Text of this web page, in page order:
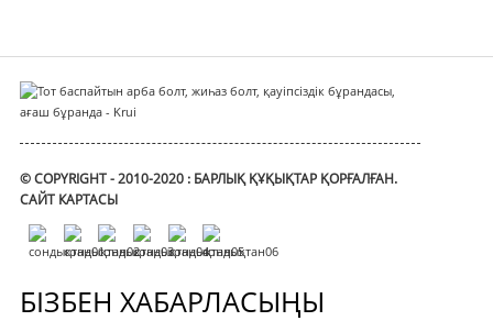
© COPYRIGHT - 2010-2020 : БАРЛЫҚ ҚҰҚЫҚТАР ҚОРҒАЛҒАН.
САЙТ КАРТАСЫ
БІЗБЕН ХАБАРЛАСЫҢЫ